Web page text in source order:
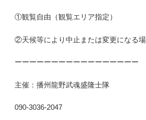
①観覧自由（観覧エリア指定）
②天候等により中止または変更になる場
ーーーーーーーーーーーーーーーーー
主催：播州龍野武魂盛隆士隊
090-3036-2047